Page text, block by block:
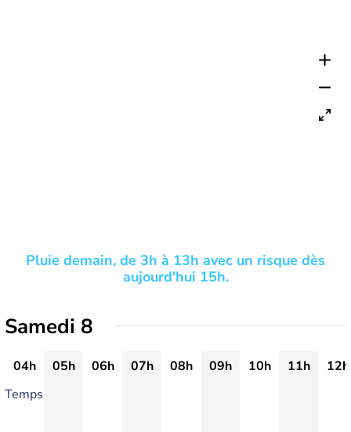
Pluie demain, de 3h à 13h avec un risque dès
aujourd'hui 15h.
Samedi 8
04h 05h 06h 07h 08h 09h 10h 11h
12h
Temps